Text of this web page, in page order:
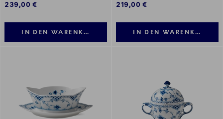
239,00 €
IN DEN WARENKORB LEGEN
219,00 €
IN DEN WARENKORB